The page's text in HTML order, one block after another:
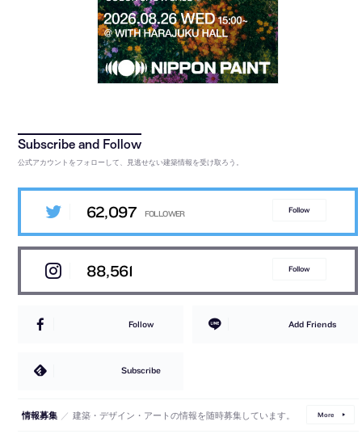
公式アカウントをフォローして、見逃せない建築情報を受け取ろう。
62,097 Follow
88,561 Follow
Follow Add Friends
Subscribe
情報募集 ／ 建築・デザイン・アートの情報を随時募集しています。 More